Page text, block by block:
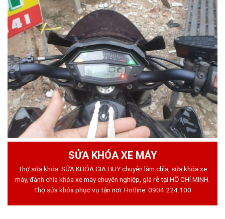
SỬA KHÓA XE MÁY
Thợ sửa khóa: SỬA KHÓA GIA HUY chuyên làm chìa, sửa khóa xe
máy, đánh chìa khóa xe máy chuyên nghiệp, giá rẻ tại HỒ CHÍ MINH.
Thợ sửa khóa phục vụ tận nơi. Hotline: 0904.224.100